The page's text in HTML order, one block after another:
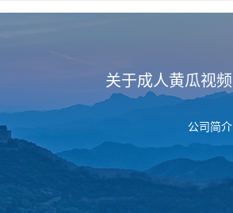
关于成人黄瓜视频
公司简介